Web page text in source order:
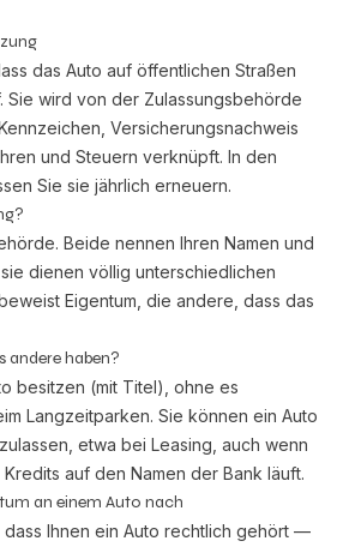
das Auto auf öffentlichen Straßen
wird von der Zulassungsbehörde
Versicherungsnachweis
und Steuern verknüpft. In den
Sie sie jährlich erneuern.
Beide nennen Ihren Namen und
dienen völlig unterschiedlichen
Eigentum, die andere, dass das
andere haben?
besitzen (mit Titel), ohne es
Langzeitparken. Sie können ein Auto
etwa bei Leasing, auch wenn
auf den Namen der Bank läuft.
an einem Auto nach
Ihnen ein Auto rechtlich gehört —